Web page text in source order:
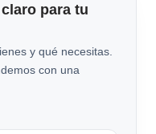
para tu
y qué necesitas.
con una